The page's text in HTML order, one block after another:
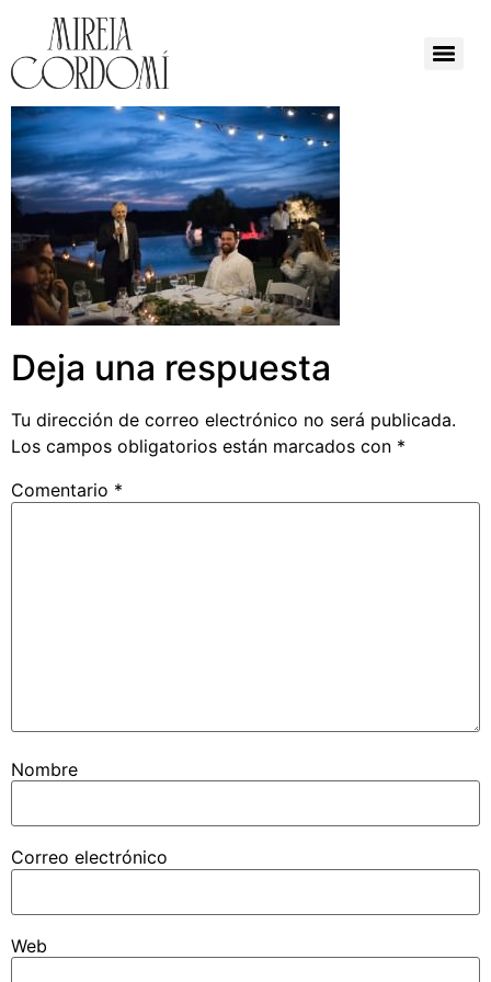
Deja una respuesta
Tu dirección de correo electrónico no será publicada.
Los campos obligatorios están marcados con *
Comentario *
Nombre
Correo electrónico
Web